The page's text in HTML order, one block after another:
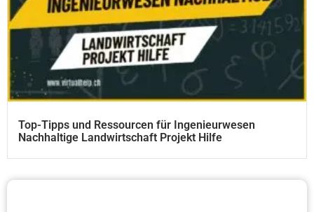
Top-Tipps und Ressourcen für Ingenieurwesen
Nachhaltige Landwirtschaft Projekt Hilfe